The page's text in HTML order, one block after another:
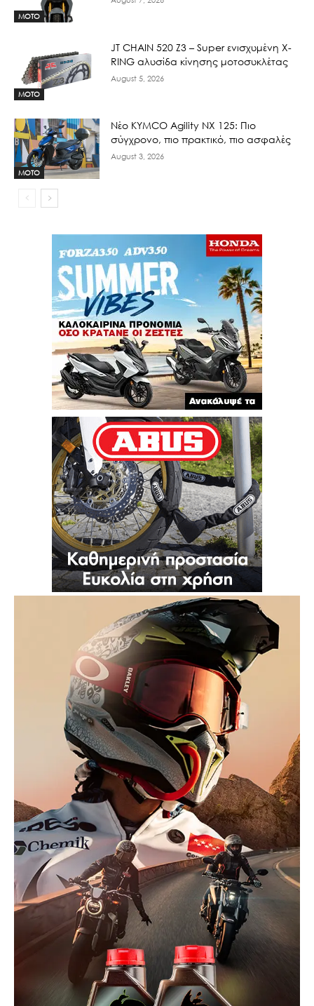
MOTO
MOTO
JT CHAIN 520 Ζ3 – Super ενισχυμένη X-
RING αλυσίδα κίνησης μοτοσυκλέτας
August 5, 2026
MOTO
Νέο KYMCO Agility NX 125: Πιο
σύγχρονο, πιο πρακτικό, πιο ασφαλές
August 3, 2026